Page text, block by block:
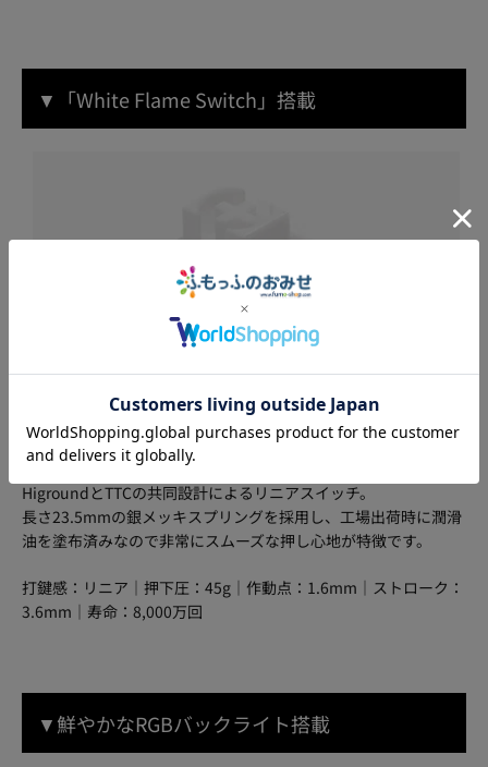
▼「White Flame Switch」搭載
HigroundとTTCの共同設計によるリニアスイッチ。
長さ23.5mmの銀メッキスプリングを採用し、工場出荷時に潤滑
油を塗布済みなので非常にスムーズな押し心地が特徴です。
打鍵感：リニア｜押下圧：45g｜作動点：1.6mm｜ストローク：
3.6mm｜寿命：8,000万回
▼鮮やかなRGBバックライト搭載